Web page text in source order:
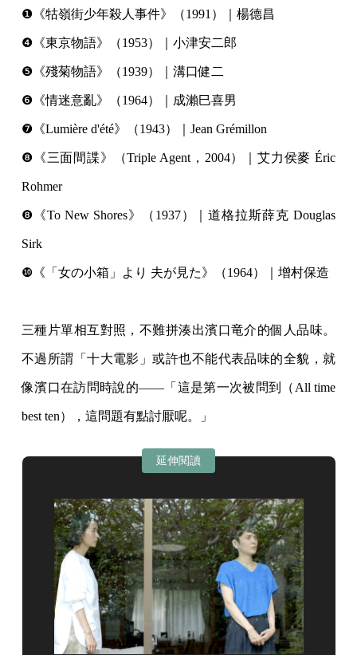
❶《牯嶺街少年殺人事件》（1991）｜楊德昌
❹《東京物語》（1953）｜小津安二郎
❺《殘菊物語》（1939）｜溝口健二
❻《情迷意亂》（1964）｜成瀨巳喜男
❼《Lumière d'été》（1943）｜Jean Grémillon
❽《三面間諜》（Triple Agent，2004）｜艾力侯麥 Éric
Rohmer
❽《To New Shores》（1937）｜道格拉斯薛克 Douglas
Sirk
❿《「女の小箱」より 夫が見た》（1964）｜增村保造
三種片單相互對照，不難拼湊出濱口竜介的個人品味。
不過所謂「十大電影」或許也不能代表品味的全貌，就
像濱口在訪問時說的——「這是第一次被問到（All time
best ten），這問題有點討厭呢。」
延伸閱讀